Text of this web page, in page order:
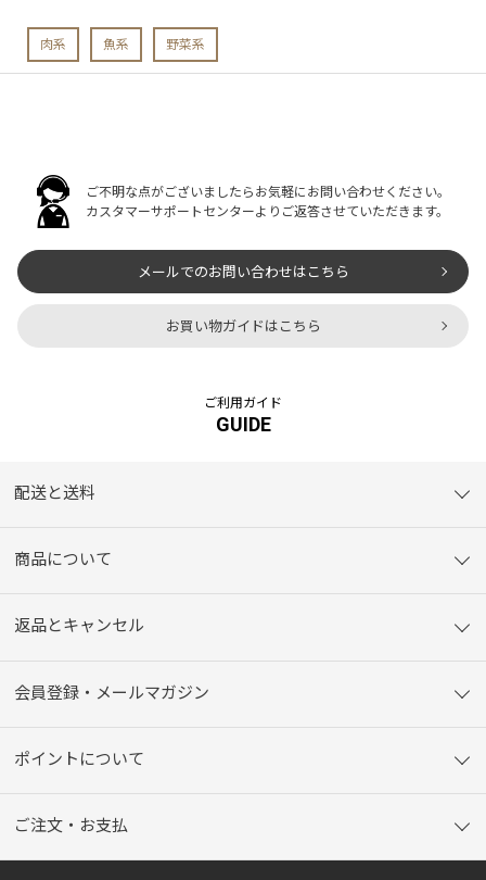
肉系 魚系 野菜系
ご不明な点がございましたらお気軽にお問い合わせください。
カスタマーサポートセンターよりご返答させていただきます。
メールでのお問い合わせはこちら
お買い物ガイドはこちら
ご利用ガイド
GUIDE
配送と送料
商品について
返品とキャンセル
会員登録・メールマガジン
ポイントについて
ご注文・お支払